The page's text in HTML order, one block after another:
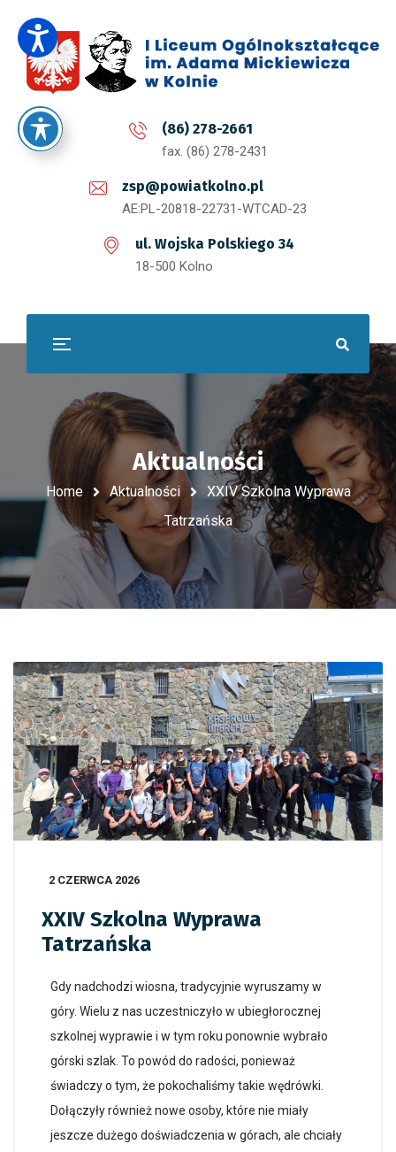
(86) 278-2661
fax. (86) 278-2431
zsp@powiatkolno.pl
AE:PL-20818-22731-WTCAD-23
ul. Wojska Polskiego 34
18-500 Kolno
Aktualności
Home Aktualności
XXIV Szkolna Wyprawa
Tatrzańska
2 CZERWCA 2026
XXIV Szkolna Wyprawa
Tatrzańska
Gdy nadchodzi wiosna, tradycyjnie wyruszamy w
góry. Wielu z nas uczestniczyło w ubiegłorocznej
szkolnej wyprawie i w tym roku ponownie wybrało
górski szlak. To powód do radości, ponieważ
świadczy o tym, że pokochaliśmy takie wędrówki.
Dołączyły również nowe osoby, które nie miały
jeszcze dużego doświadczenia w górach, ale chciały